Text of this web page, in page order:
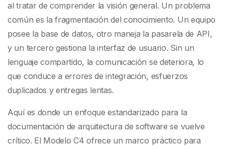
al tratar de comprender la visión general. Un problema
común es la fragmentación del conocimiento. Un equipo
posee la base de datos, otro maneja la pasarela de API,
y un tercero gestiona la interfaz de usuario. Sin un
lenguaje compartido, la comunicación se deteriora, lo
que conduce a errores de integración, esfuerzos
duplicados y entregas lentas.
Aquí es donde un enfoque estandarizado para la
documentación de arquitectura de software se vuelve
crítico. El Modelo C4 ofrece un marco práctico para